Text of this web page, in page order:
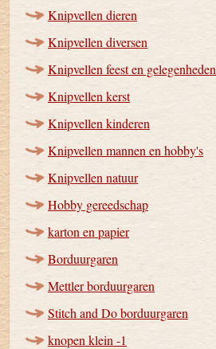
Knipvellen dieren
Knipvellen diversen
Knipvellen feest en gelegenheden
Knipvellen kerst
Knipvellen kinderen
Knipvellen mannen en hobby's
Knipvellen natuur
Hobby gereedschap
karton en papier
Borduurgaren
Mettler borduurgaren
Stitch and Do borduurgaren
knopen klein -1